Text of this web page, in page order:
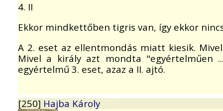
4. II
Ekkor mindkettőben tigris van, így ekkor
A 2. eset az ellentmondás miatt kiesik.
Mivel a király azt mondta "egyértelműen
egyértelmű 3. eset, azaz a II. ajtó.
[250] Hajba Károly